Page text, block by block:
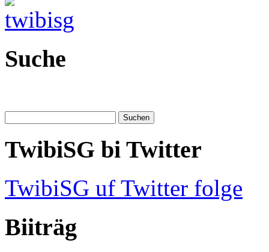
Suche
TwibiSG bi Twitter
TwibiSG uf Twitter folge
Biiträg